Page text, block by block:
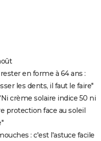
en forme à 64 ans :
les dents, il faut le faire"
crème solaire indice 50 ni
protection face au soleil
: c'est l'astuce facile